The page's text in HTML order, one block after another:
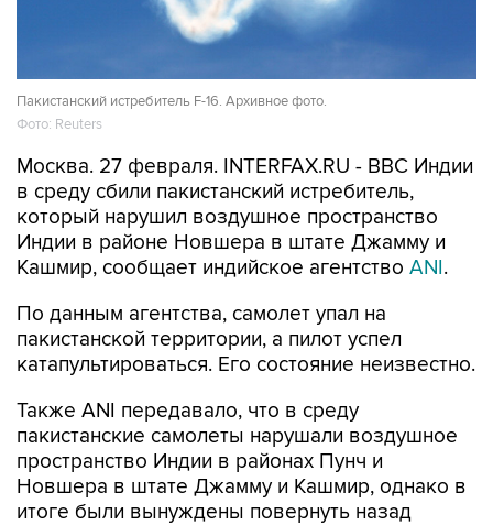
Пакистанский истребитель F-16. Архивное фото.
Фото: Reuters
Москва. 27 февраля. INTERFAX.RU - ВВС Индии
в среду сбили пакистанский истребитель,
который нарушил воздушное пространство
Индии в районе Новшера в штате Джамму и
Кашмир, сообщает индийское агентство ANI.
По данным агентства, самолет упал на
пакистанской территории, а пилот успел
катапультироваться. Его состояние неизвестно.
Также ANI передавало, что в среду
пакистанские самолеты нарушали воздушное
пространство Индии в районах Пунч и
Новшера в штате Джамму и Кашмир, однако в
итоге были вынуждены повернуть назад